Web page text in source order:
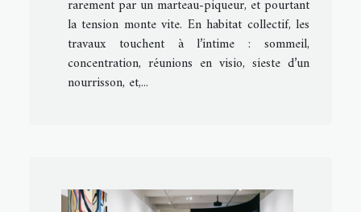
rarement par un marteau-piqueur, et pourtant
la tension monte vite. En habitat collectif, les
travaux touchent à l’intime : sommeil,
concentration, réunions en visio, sieste d’un
nourrisson, et,...